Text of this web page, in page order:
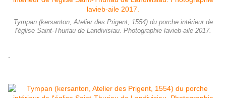
Tympan (kersanton, Atelier des Prigent, 1554) du porche intérieur de
l'église Saint-Thuriau de Landivisiau. Photographie lavieb-aile 2017.